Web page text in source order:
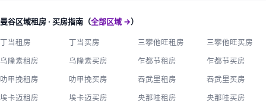
曼谷区域租房 · 买房指南（全部区域 →）
丁当租房 丁当买房 三攀他旺租房 三攀他旺买房
乌隆素租房 乌隆素买房 乍都节租房 乍都节买房
叻甲挽租房 叻甲挽买房 吞武里租房 吞武里买房
埃卡迈租房 埃卡迈买房 央那哇租房 央那哇买房